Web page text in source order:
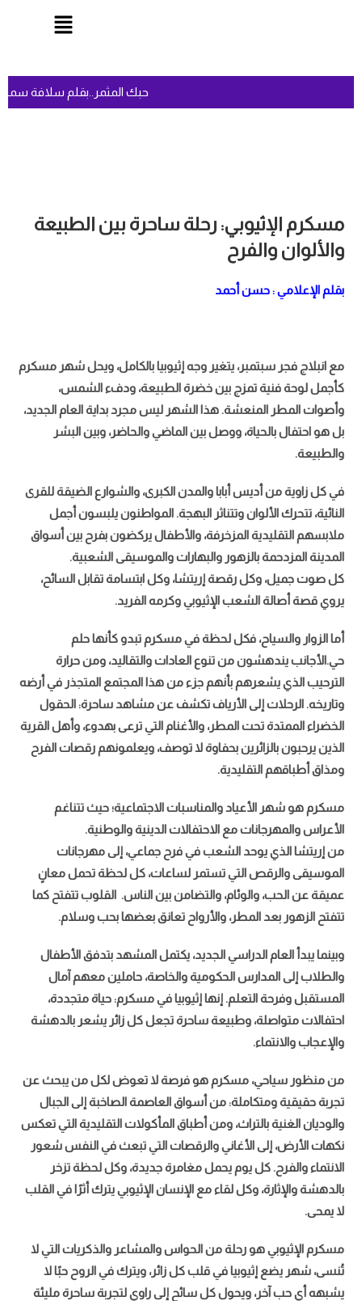
السعودية وتركيا وباكستان توقع اتفاقية مكة للدفاع المشترك
مسكرم الإثيوبي: رحلة ساحرة بين الطبيعة
والألوان والفرح
بقلم الإعلامي : حسن أحمد
مع انبلاج فجر سبتمبر، يتغير وجه إثيوبيا بالكامل، ويحل شهر مسكرم
كأجمل لوحة فنية تمزج بين خضرة الطبيعة، ودفء الشمس،
وأصوات المطر المنعشة. هذا الشهر ليس مجرد بداية العام الجديد،
بل هو احتفال بالحياة، ووصل بين الماضي والحاضر، وبين البشر
والطبيعة.
في كل زاوية من أديس أبابا والمدن الكبرى، والشوارع الضيقة للقرى
النائية، تتحرك الألوان وتتناثر البهجة. المواطنون يلبسون أجمل
ملابسهم التقليدية المزخرفة، والأطفال يركضون بفرح بين أسواق
المدينة المزدحمة بالزهور والبهارات والموسيقى الشعبية.
كل صوت جميل، وكل رقصة إريتشا، وكل ابتسامة تقابل السائح،
يروي قصة أصالة الشعب الإثيوبي وكرمه الفريد.
أما الزوار والسياح، فكل لحظة في مسكرم تبدو كأنها حلم
حي.الأجانب يندهشون من تنوع العادات والتقاليد، ومن حرارة
الترحيب الذي يشعرهم بأنهم جزء من هذا المجتمع المتجذر في أرضه
وتاريخه.الرحلات إلى الأرياف تكشف عن مشاهد ساحرة: الحقول
الخضراء الممتدة تحت المطر، والأغنام التي ترعى بهدوء، وأهل القرية
الذين يرحبون بالزائرين بحفاوة لا توصف، ويعلمونهم رقصات الفرح
ومذاق أطباقهم التقليدية.
مسكرم هو شهر الأعياد والمناسبات الاجتماعية؛ حيث تتناغم
الأعراس والمهرجانات مع الاحتفالات الدينية والوطنية.
من إريتشا الذي يوحد الشعب في فرح جماعي، إلى مهرجانات
الموسيقى والرقص التي تستمر لساعات، كل لحظة تحمل معانٍ
عميقة عن الحب، والوئام، والتضامن بين الناس.القلوب تتفتح كما
تتفتح الزهور بعد المطر، والأرواح تعانق بعضها بحب وسلام.
وبينما يبدأ العام الدراسي الجديد، يكتمل المشهد بتدفق الأطفال
والطلاب إلى المدارس الحكومية والخاصة، حاملين معهم آمال
المستقبل وفرحة التعلم.إنها إثيوبيا في مسكرم: حياة متجددة،
احتفالات متواصلة، وطبيعة ساحرة تجعل كل زائر يشعر بالدهشة
والإعجاب والانتماء.
من منظور سياحي، مسكرم هو فرصة لا تعوض لكل من يبحث عن
تجربة حقيقية ومتكاملة: من أسواق العاصمة الصاخبة إلى الجبال
والوديان الغنية بالتراث، ومن أطباق المأكولات التقليدية التي تعكس
نكهات الأرض، إلى الأغاني والرقصات التي تبعث في النفس شعور
الانتماء والفرح.كل يوم يحمل مغامرة جديدة، وكل لحظة تزخر
بالدهشة والإثارة، وكل لقاء مع الإنسان الإثيوبي يترك أثرًا في القلب
لا يمحى.
مسكرم الإثيوبي هو رحلة من الحواس والمشاعر والذكريات التي لا
تُنسى، شهر يضع إثيوبيا في قلب كل زائر، ويترك في الروح حبًا لا
يشبهه أي حب آخر، ويحول كل سائح إلى راوي لتجربة ساحرة مليئة